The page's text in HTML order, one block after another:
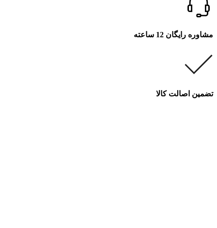
مشاوره رایگان 12 ساعته
تضمین اصالت کالا